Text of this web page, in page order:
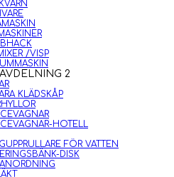
/VISP
2
KLÄDSKÅP
HOTELL
FÖR VATTEN
DISK